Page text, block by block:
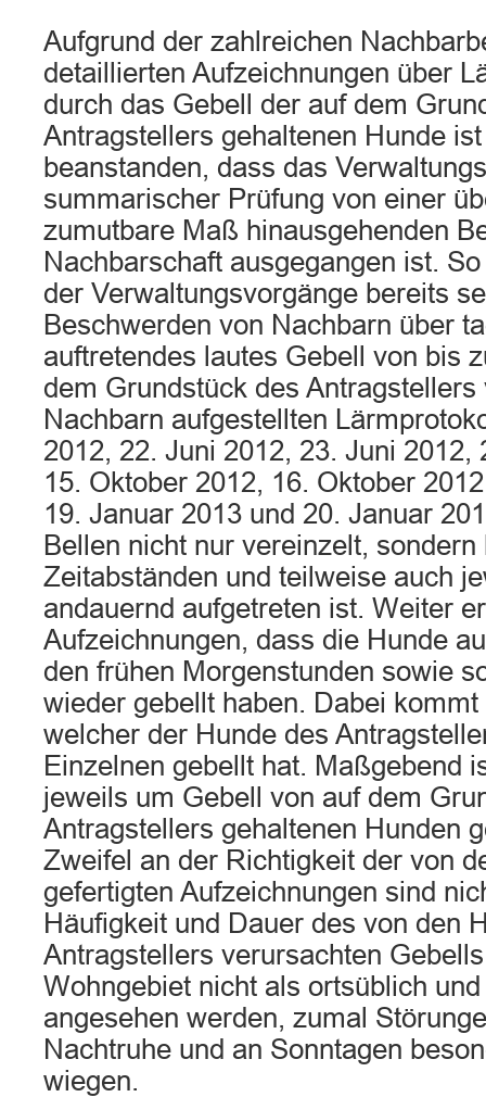
Aufgrund der zahlreichen
detaillierten Aufzeichnungen über
durch das Gebell der auf dem
Antragstellers gehaltenen Hunde
beanstanden, dass das
summarischer Prüfung von einer
zumutbare Maß hinausgehenden
Nachbarschaft ausgegangen ist.
der Verwaltungsvorgänge bereits
Beschwerden von Nachbarn über
auftretendes lautes Gebell von bis
dem Grundstück des Antragstellers
Nachbarn aufgestellten
2012, 22. Juni 2012, 23. Juni 2012,
15. Oktober 2012, 16. Oktober
19. Januar 2013 und 20. Januar
Bellen nicht nur vereinzelt,
Zeitabständen und teilweise auch
andauernd aufgetreten ist. Weiter
Aufzeichnungen, dass die Hunde
den frühen Morgenstunden sowie
wieder gebellt haben. Dabei
welcher der Hunde des
Einzelnen gebellt hat. Maßgebend
jeweils um Gebell von auf dem
Antragstellers gehaltenen Hunden
Zweifel an der Richtigkeit der von
gefertigten Aufzeichnungen sind
Häufigkeit und Dauer des von den
Antragstellers verursachten
Wohngebiet nicht als ortsüblich
angesehen werden, zumal
Nachtruhe und an Sonntagen
wiegen.